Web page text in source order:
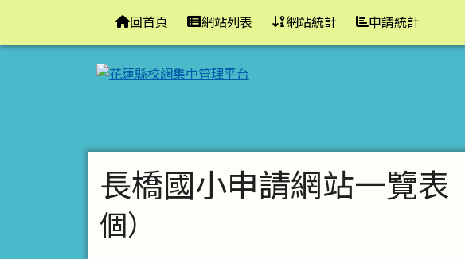
花蓮縣校網集中管理平台
回首頁 網站列表 網站統計 申請統計
主內容區域
長橋國小申請網站一覽表
個）
頁尾區域